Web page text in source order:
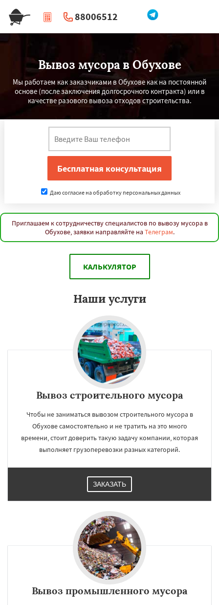
88006512
| Перезвоните мне
Вывоз мусора в Обухове
Мы работаем как заказчиками в Обухове как на постоянной
основе (после заключения долгосрочного контракта) или в
качестве разового вывоза отходов строительства.
Даю согласие на обработку персональных данных
Приглашаем к сотрудничеству специалистов по вывозу мусора в
Обухове, заявки направляйте на Телеграм.
КАЛЬКУЛЯТОР
Наши услуги
Вывоз строительного мусора
Чтобы не заниматься вывозом строительного мусора в
Обухове самостоятельно и не тратить на это много
времени, стоит доверить такую задачу компании, которая
выполняет грузоперевозки разных категорий.
ЗАКАЗАТЬ
Вывоз промышленного мусора